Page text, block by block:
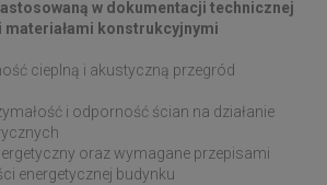
w dokumentacji technicznej
konstrukcyjnymi
cieplną i akustyczną przegród
i odporność ścian na działanie
oraz wymagane przepisami
energetycznej budynku